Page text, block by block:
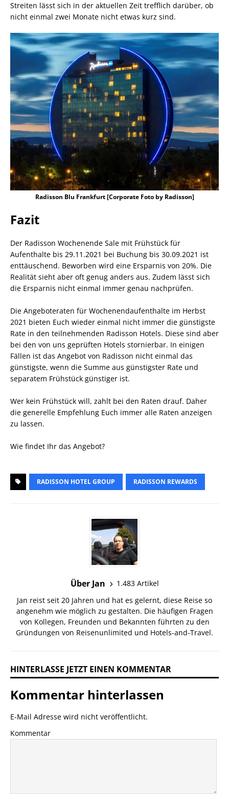
Streiten lässt sich in der aktuellen Zeit trefflich darüber, ob
nicht einmal zwei Monate nicht etwas kurz sind.
Radisson Blu Frankfurt [Corporate Foto by Radisson]
Fazit
Der Radisson Wochenende Sale mit Frühstück für
Aufenthalte bis 29.11.2021 bei Buchung bis 30.09.2021 ist
enttäuschend. Beworben wird eine Ersparnis von 20%. Die
Realität sieht aber oft genug anders aus. Zudem lässt sich
die Ersparnis nicht einmal immer genau nachprüfen.
Die Angeboteraten für Wochenendaufenthalte im Herbst
2021 bieten Euch wieder einmal nicht immer die günstigste
Rate in den teilnehmenden Radisson Hotels. Diese sind aber
bei den von uns geprüften Hotels stornierbar. In einigen
Fällen ist das Angebot von Radisson nicht einmal das
günstigste, wenn die Summe aus günstigster Rate und
separatem Frühstück günstiger ist.
Wer kein Frühstück will, zahlt bei den Raten drauf. Daher
die generelle Empfehlung Euch immer alle Raten anzeigen
zu lassen.
Wie findet Ihr das Angebot?
RADISSON HOTEL GROUP RADISSON REWARDS
Über Jan
1.483 Artikel
Jan reist seit 20 Jahren und hat es gelernt, diese Reise so
angenehm wie möglich zu gestalten. Die häufigen Fragen
von Kollegen, Freunden und Bekannten führten zu den
Gründungen von Reisenunlimited und Hotels-and-Travel.
HINTERLASSE JETZT EINEN KOMMENTAR
Kommentar hinterlassen
E-Mail Adresse wird nicht veröffentlicht.
Kommentar